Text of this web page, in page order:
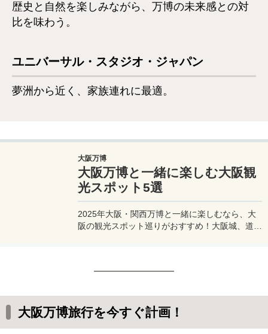
歴史と自然を楽しみながら、万博の未来感との対
比を味わう。
ユニバーサル・スタジオ・ジャパン
夢洲から近く、家族連れに最適。
大阪万博
大阪万博と一緒に楽しむ大阪観
光スポット5選
2025年大阪・関西万博と一緒に楽しむなら、大
阪の観光スポット巡りがおすすめ！大阪城、道頓
大阪万博旅行を今すぐ計画！